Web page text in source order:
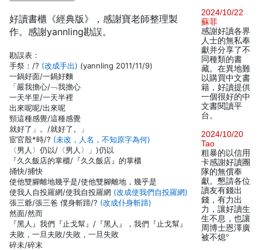
好讀書櫃《經典版》，感謝寶老師整理製
作。感謝yannling勘誤。
勘誤表：
手祭：/? (改成手出) (yannling 2011/11/9)
一鍋好面/一鍋好麵
「嚴我擔心/﹁我擔心
一天半里/一天半裡
出來呢呢/出來呢
頸這種感覺/這種感覺
就好了」。/就好了。」
宦官殷*時/? (未改，人名，不知原字為何)
〈男人〉仍以/〈男人〉」)仍以
『久久飯店的掌櫃/『久久飯店』的掌櫃
捅快/捕快
使他雙腳離地幾乎是/使他雙腳離地，幾乎是
使我人自投羅網/使我自投羅網 (改成使我們自投羅網)
張三爺/張三爸 僕身斬蹄/? (改成仆身斬蹄)
然面/然而
『黑人』我們『止戈幫』/『黑人』，我們『止戈幫』
夫敗，一旦夫敗/失敗，一旦失敗
碎未/碎末
2024/10/22
蘇菲
感謝好讀各界
人士的無私奉
獻并分享了不
同種類的書
藏。在異地難
以購買中文書
籍，好讀提供
一個很好的中
文書閱讀平
台。
2024/10/20
Tao
粗暴的以信用
卡感謝好讀團
隊的無償奉
獻。懇請各位
讀友有錢出
錢，有力出
力，讓好讀生
生不息，也讓
周博士恩澤廣
被不熄°